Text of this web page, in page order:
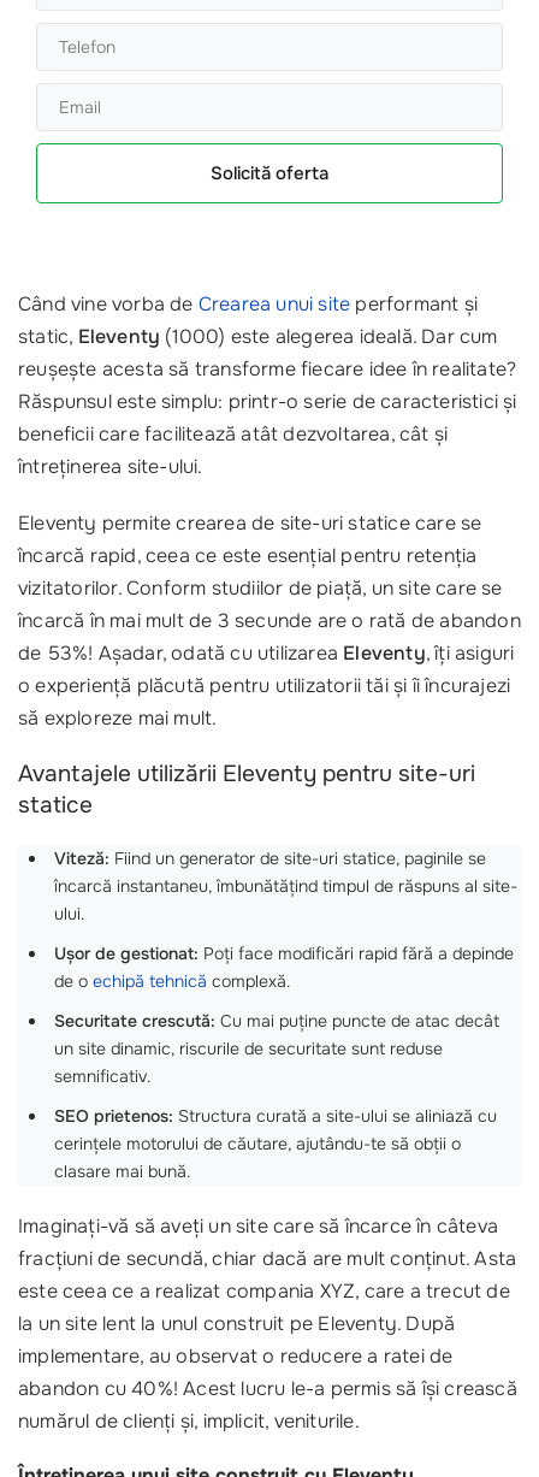
Solicită oferta
Când vine vorba de Crearea unui site performant și
static, Eleventy (1000) este alegerea ideală. Dar cum
reușește acesta să transforme fiecare idee în realitate?
Răspunsul este simplu: printr-o serie de caracteristici și
beneficii care facilitează atât dezvoltarea, cât și
întreținerea site-ului.
Eleventy permite crearea de site-uri statice care se
încarcă rapid, ceea ce este esențial pentru retenția
vizitatorilor. Conform studiilor de piață, un site care se
încarcă în mai mult de 3 secunde are o rată de abandon
de 53%! Așadar, odată cu utilizarea Eleventy, îți asiguri
o experiență plăcută pentru utilizatorii tăi și îi încurajezi
să exploreze mai mult.
Avantajele utilizării Eleventy pentru site-uri
statice
Viteză: Fiind un generator de site-uri statice, paginile se
încarcă instantaneu, îmbunătățind timpul de răspuns al site-
ului.
Ușor de gestionat: Poți face modificări rapid fără a depinde
de o echipă tehnică complexă.
Securitate crescută: Cu mai puține puncte de atac decât
un site dinamic, riscurile de securitate sunt reduse
semnificativ.
SEO prietenos: Structura curată a site-ului se aliniază cu
cerințele motorului de căutare, ajutându-te să obții o
clasare mai bună.
Imaginați-vă să aveți un site care să încarce în câteva
fracțiuni de secundă, chiar dacă are mult conținut. Asta
este ceea ce a realizat compania XYZ, care a trecut de
la un site lent la unul construit pe Eleventy. După
implementare, au observat o reducere a ratei de
abandon cu 40%! Acest lucru le-a permis să își crească
numărul de clienți și, implicit, veniturile.